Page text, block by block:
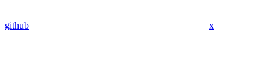
github x